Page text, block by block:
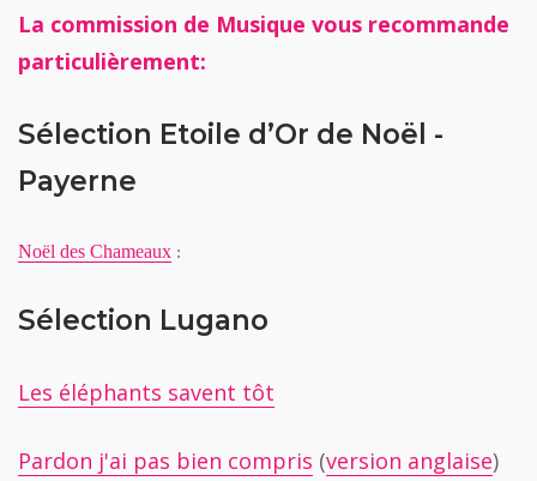
La commission de Musique vous recommande
particulièrement:
Sélection Etoile d’Or de Noël -
Payerne
Noël des Chameaux :
Sélection Lugano
Les éléphants savent tôt
Pardon j'ai pas bien compris (version anglaise)